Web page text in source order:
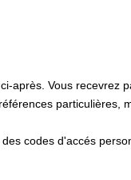
après. Vous recevrez
particulières,
codes d'accés